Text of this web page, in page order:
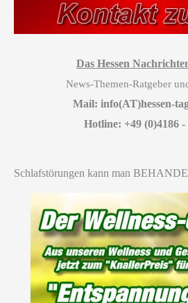
Das Hessen
News-Themen-Ratgeber
Mail: info(AT)hessen-
Hotline: +49 (0)4186 -
Schlafstörungen kann man